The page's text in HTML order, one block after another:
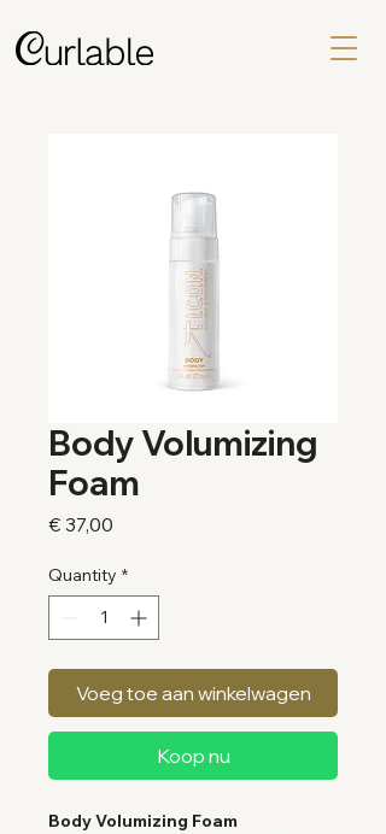
Body Volumizing
Foam
€ 37,00
Quantity *
Voeg toe aan winkelwagen
Koop nu
Body Volumizing Foam